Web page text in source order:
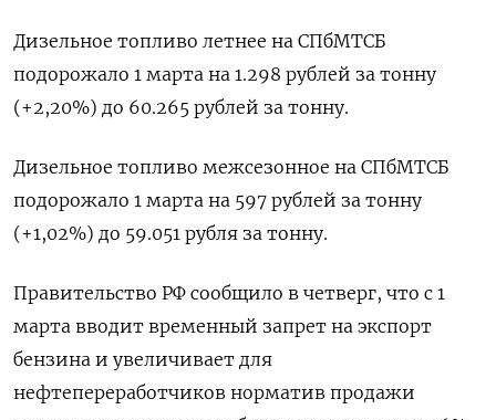
Дизельное топливо летнее на СПбМТСБ
подорожало 1 марта на 1.298 рублей за тонну
(+2,20%) до 60.265 рублей за тонну.
Дизельное топливо межсезонное на СПбМТСБ
подорожало 1 марта на 597 рублей за тонну
(+1,02%) до 59.051 рубля за тонну.
Правительство РФ сообщило в четверг, что с 1
марта вводит временный запрет на экспорт
бензина и увеличивает для
нефтепереработчиков норматив продажи